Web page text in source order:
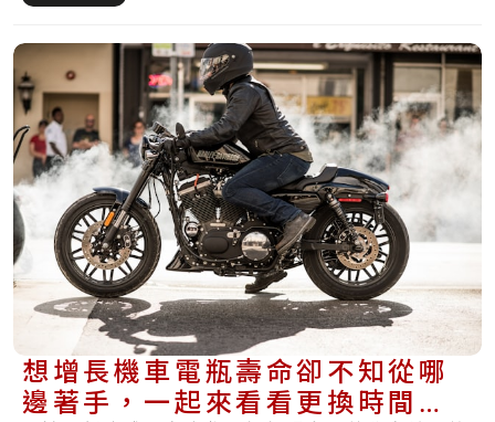
想增長機車電瓶壽命卻不知從哪
邊著手，一起來看看更換時間與